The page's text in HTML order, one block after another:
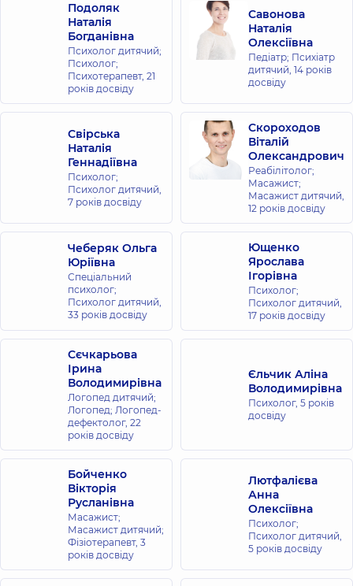
Подоляк
Наталія
Богданівна
Психолог дитячий;
Психолог;
Психотерапевт, 21
років досвіду
Савонова
Наталія
Олексіївна
Педіатр; Психіатр
дитячий, 14 років
досвіду
Свірська
Наталія
Геннадіївна
Психолог;
Психолог дитячий,
7 років досвіду
Скороходов
Віталій
Олександрович
Реабілітолог;
Масажист;
Масажист дитячий,
12 років досвіду
Чеберяк Ольга
Юріївна
Спеціальний
психолог;
Психолог дитячий,
33 років досвіду
Ющенко
Ярослава
Ігорівна
Психолог;
Психолог дитячий,
17 років досвіду
Сєчкарьова
Ірина
Володимирівна
Логопед дитячий;
Логопед; Логопед-
дефектолог, 22
років досвіду
Єльчик Аліна
Володимирівна
Психолог, 5 років
досвіду
Бойченко
Вікторія
Русланівна
Масажист;
Масажист дитячий;
Фізіотерапевт, 3
років досвіду
Лютфалієва
Анна
Олексіївна
Психолог;
Психолог дитячий,
5 років досвіду